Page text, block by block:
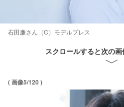
石田廉さん（C）モデルプレス
スクロールすると次の
( 画像5/120 )